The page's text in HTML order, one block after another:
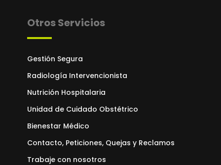
Otros Servicios
Gestión Segura
Radiología Intervencionista
Nutrición Hospitalaria
Unidad de Cuidado Obstétrico
Bienestar Médico
Contacto, Peticiones, Quejas y Reclamos
Trabaje con nosotros